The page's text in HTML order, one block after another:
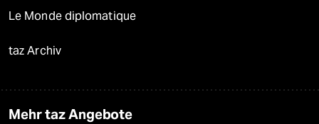
Le Monde diplomatique
taz Archiv
Mehr taz Angebote